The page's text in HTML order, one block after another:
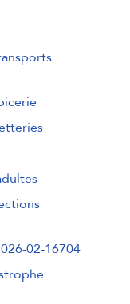
02-16704